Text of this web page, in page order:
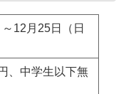
12月25日（日
、中学生以下無